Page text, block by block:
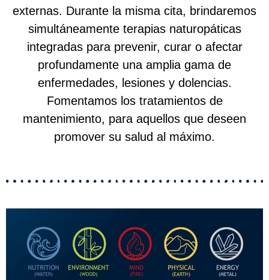
externas. Durante la misma cita, brindaremos
simultáneamente terapias naturopáticas
integradas para prevenir, curar o afectar
profundamente una amplia gama de
enfermedades, lesiones y dolencias.
Fomentamos los tratamientos de
mantenimiento, para aquellos que deseen
promover su salud al máximo.